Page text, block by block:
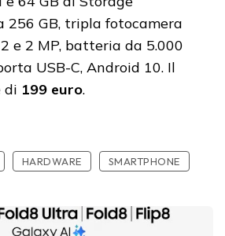
256 GB, tripla fotocamera
e 2 MP, batteria da 5.000
USB-C, Android 10. Il
di 199 euro.
HARDWARE SMARTPHONE